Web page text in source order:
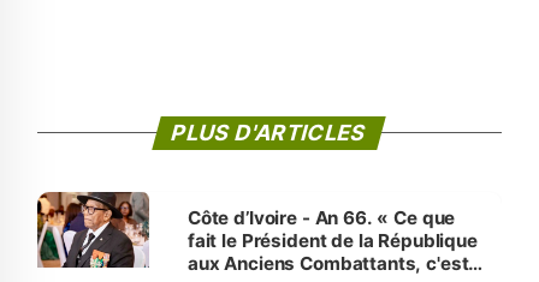
PLUS D'ARTICLES
Côte d’Ivoire - An 66. « Ce que
fait le Président de la République
aux Anciens Combattants, c'est